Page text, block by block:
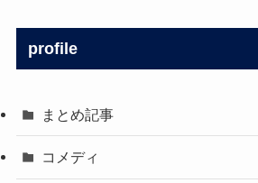
profile
まとめ記事
コメディ